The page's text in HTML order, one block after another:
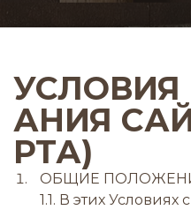
УСЛОВИЯ
АНИЯ
РТА)
ОБЩИЕ
1.1. В этих